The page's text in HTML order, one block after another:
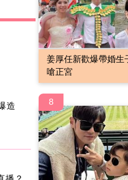
造
姜厚任新歡爆帶婚生
嗆正宮
8